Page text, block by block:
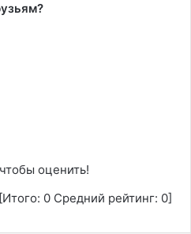
оценить!
[Итого: 0 Средний рейтинг: 0]